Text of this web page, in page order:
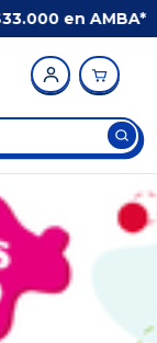
/ Comprá